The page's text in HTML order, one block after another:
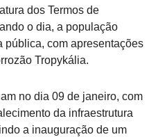
dos Termos de
o dia, a população
pública, com apresentações
Tropykália.
no dia 09 de janeiro, com
da infraestrutura
a inauguração de um